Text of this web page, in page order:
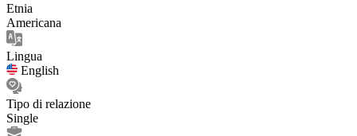
Etnia
Americana
Lingua
English
Tipo di relazione
Single